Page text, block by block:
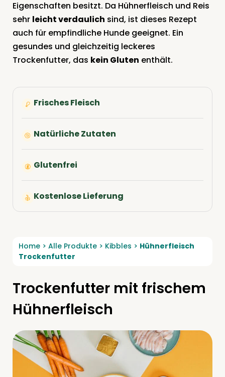
Eigenschaften besitzt. Da Hühnerfleisch und Reis
sehr leicht verdaulich sind, ist dieses Rezept
auch für empfindliche Hunde geeignet. Ein
gesundes und gleichzeitig leckeres
Trockenfutter, das kein Gluten enthält.
Frisches Fleisch
Natürliche Zutaten
Glutenfrei
Kostenlose Lieferung
Home > Alle Produkte > Kibbles > Hühnerfleisch
Trockenfutter
Trockenfutter mit frischem
Hühnerfleisch